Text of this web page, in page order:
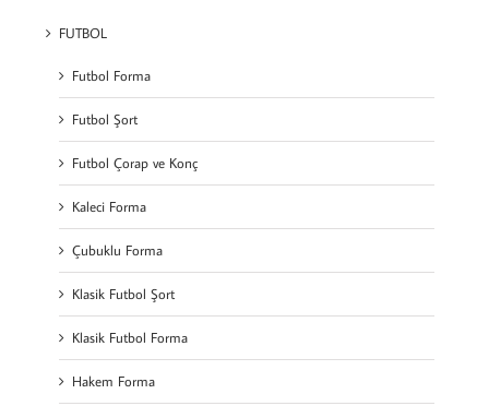
FUTBOL
Futbol Forma
Futbol Şort
Futbol Çorap ve Konç
Kaleci Forma
Çubuklu Forma
Klasik Futbol Şort
Klasik Futbol Forma
Hakem Forma